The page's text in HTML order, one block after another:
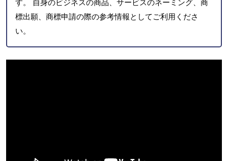
す。 自身のビジネスの商品、サービスのネーミング、商
標出願、商標申請の際の参考情報としてご利用くださ
い。